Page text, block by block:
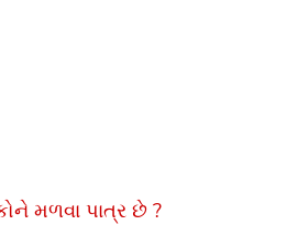
મળવા પાત્ર છે ?